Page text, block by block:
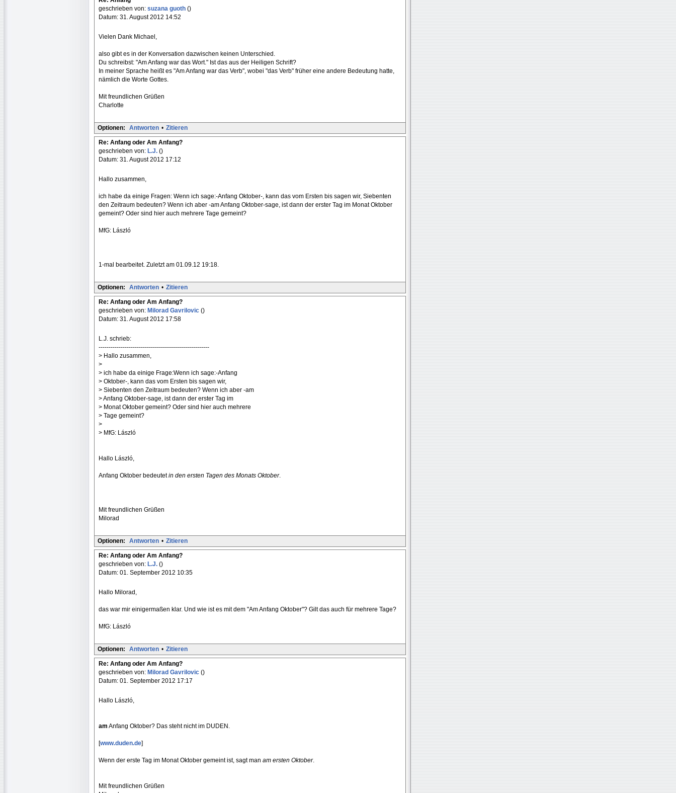
geschrieben von: suzana guoth ()
Datum: 31. August 2012 14:52
Vielen Dank Michael,
also gibt es in der Konversation dazwischen keinen Unterschied.
Du schreibst: "Am Anfang war das Wort." Ist das aus der Heiligen Schrift?
In meiner Sprache heißt es "Am Anfang war das Verb", wobei "das Verb" früher eine andere Bedeutung hatte,
nämlich die Worte Gottes.
Mit freundlichen Grüßen
Charlotte
Optionen: Antworten • Zitieren
Re: Anfang oder Am Anfang?
geschrieben von: L.J. ()
Datum: 31. August 2012 17:12
Hallo zusammen,
ich habe da einige Fragen: Wenn ich sage:-Anfang Oktober-, kann das vom Ersten bis sagen wir, Siebenten
den Zeitraum bedeuten? Wenn ich aber -am Anfang Oktober-sage, ist dann der erster Tag im Monat Oktober
gemeint? Oder sind hier auch mehrere Tage gemeint?
MfG: László
1-mal bearbeitet. Zuletzt am 01.09.12 19:18.
Optionen: Antworten • Zitieren
Re: Anfang oder Am Anfang?
geschrieben von: Milorad Gavrilovic ()
Datum: 31. August 2012 17:58
L.J. schrieb:
-------------------------------------------------------
> Hallo zusammen,
>
> ich habe da einige Frage:Wenn ich sage:-Anfang
> Oktober-, kann das vom Ersten bis sagen wir,
> Siebenten den Zeitraum bedeuten? Wenn ich aber -am
> Anfang Oktober-sage, ist dann der erster Tag im
> Monat Oktober gemeint? Oder sind hier auch mehrere
> Tage gemeint?
>
> MfG: László
Hallo László,
Anfang Oktober bedeutetin den ersten Tagen des Monats Oktober.
Mit freundlichen Grüßen
Milorad
Optionen: Antworten • Zitieren
Re: Anfang oder Am Anfang?
geschrieben von: L.J. ()
Datum: 01. September 2012 10:35
Hallo Milorad,
das war mir einigermaßen klar. Und wie ist es mit dem "Am Anfang Oktober"? Gilt das auch für mehrere Tage?
MfG: László
Optionen: Antworten • Zitieren
Re: Anfang oder Am Anfang?
geschrieben von: Milorad Gavrilovic ()
Datum: 01. September 2012 17:17
Hallo László,
am Anfang Oktober? Das steht nicht im DUDEN.
[www.duden.de]
Wenn der erste Tag im Monat Oktober gemeint ist, sagt man am ersten Oktober.
Mit freundlichen Grüßen